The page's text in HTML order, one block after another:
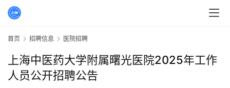
首页 招聘信息 医院招聘
上海中医药大学附属曙光医院2025年工作
人员公开招聘公告